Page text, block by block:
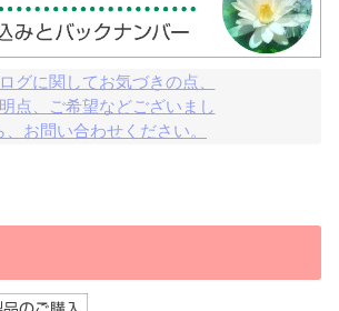
グに関してお気づきの点、
点、ご希望などございまし
、お問い合わせください。